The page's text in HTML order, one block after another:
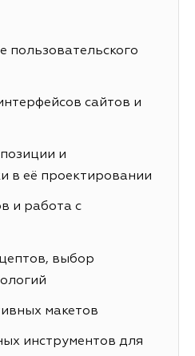
пользовательского
сайтов и
и
в её проектировании
и работа с
выбор
макетов
инструментов для